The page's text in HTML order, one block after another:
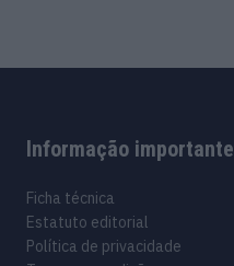
Informação importante
Ficha técnica
Estatuto editorial
Política de privacidade